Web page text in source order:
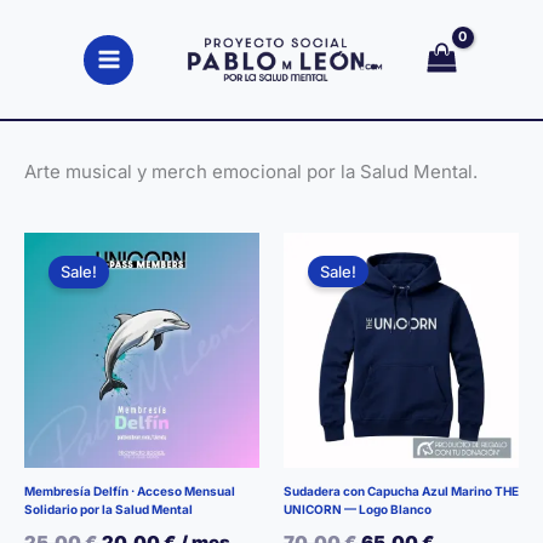
contenido
Arte musical y merch emocional por la Salud Mental.
Sale!
Membresía Delfín · Acceso Mensual
Solidario por la Salud Mental
Sale!
Sudadera con Capucha Azul Marino THE
UNICORN — Logo Blanco